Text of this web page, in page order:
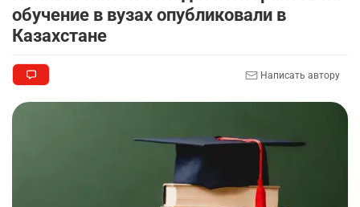
9
🦻 Казахстанцы смогут получать слуховые
обучение в вузах опубликовали в
Казахстане
Написать автору